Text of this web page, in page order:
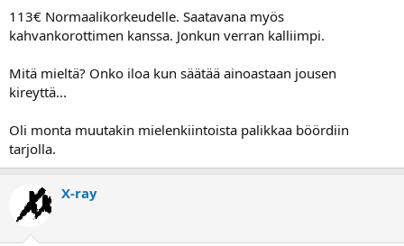
a
l
i
t
j
a
ä
113€ Normaalikorkeudelle. Saatavana myös
kahvankorottimen kanssa. Jonkun verran kalliimpi.
Mitä mieltä? Onko iloa kun säätää ainoastaan jousen
kireyttä...
Oli monta muutakin mielenkiintoista palikkaa böördiin
tarjolla.
X-ray